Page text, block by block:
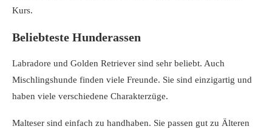
Kurs.
Beliebteste Hunderassen
Labradore und Golden Retriever sind sehr beliebt. Auch
Mischlingshunde finden viele Freunde. Sie sind einzigartig und
haben viele verschiedene Charakterzüge.
Malteser sind einfach zu handhaben. Sie passen gut zu Älteren